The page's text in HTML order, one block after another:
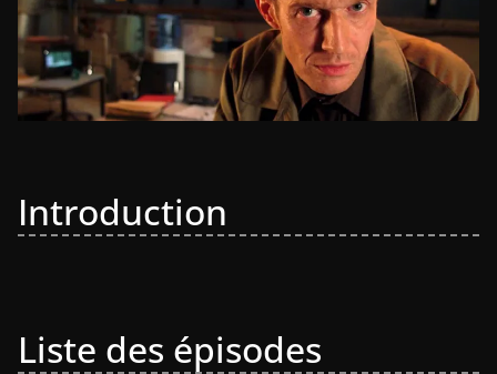
Introduction
Liste des épisodes